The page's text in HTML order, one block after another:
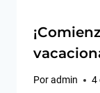
Poradmin 4